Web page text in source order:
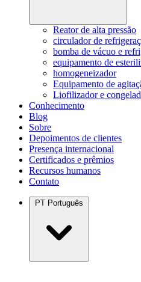
Reator de alta pressão
circulador de
bomba de vácuo e
equipamento de
homogeneizador
Equipamento de
Liofilizador e
Conhecimento
Blog
Sobre
Depoimentos de clientes
Presença internacional
Certificados e prêmios
Recursos humanos
Contato
PT Português